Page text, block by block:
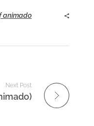
animado
Next Post